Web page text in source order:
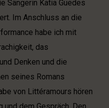
Sängerin Katia Guedes
Im Anschluss an die
habe ich mit
das
Denken und die
seines Romans
von Littéramours hören